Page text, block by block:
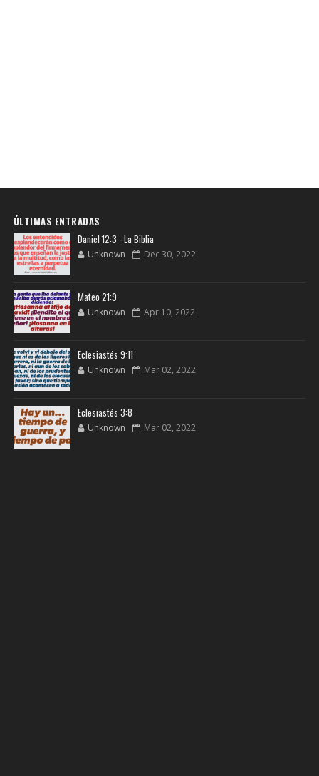
ÚLTIMAS ENTRADAS
Daniel 12:3 - La Biblia
Unknown Dec 30, 2022
Mateo 21:9
Unknown Apr 10, 2022
Eclesiastés 9:11
Unknown Mar 02, 2022
Eclesiastés 3:8
Unknown Mar 02, 2022